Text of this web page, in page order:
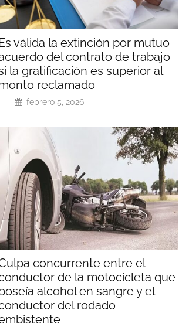
válida la extinción por mutuo
del contrato de trabajo
la gratificación es superior al
reclamado
febrero 5, 2026
concurrente entre el
de la motocicleta que
alcohol en sangre y el
del rodado